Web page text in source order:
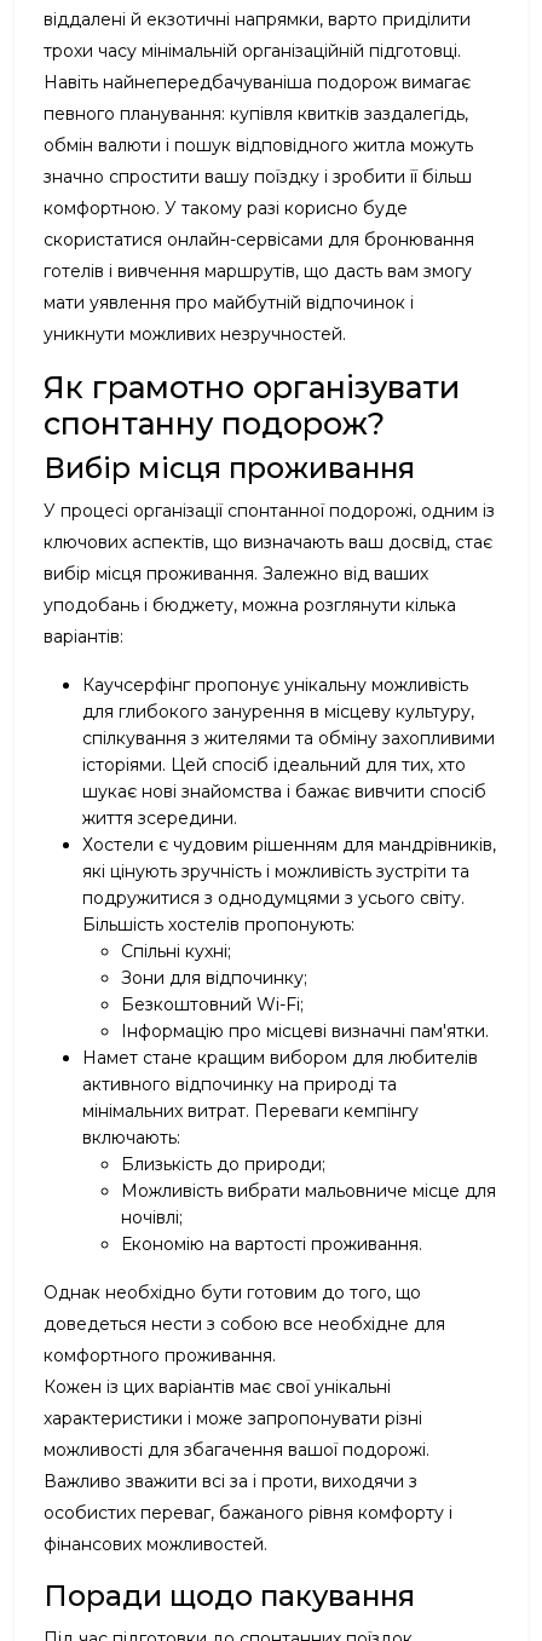
віддалені й екзотичні напрямки, варто приділити
трохи часу мінімальній організаційній підготовці.
Навіть найнепередбачуваніша подорож вимагає
певного планування: купівля квитків заздалегідь,
обмін валюти і пошук відповідного житла можуть
значно спростити вашу поїздку і зробити її більш
комфортною. У такому разі корисно буде
скористатися онлайн-сервісами для бронювання
готелів і вивчення маршрутів, що дасть вам змогу
мати уявлення про майбутній відпочинок і
уникнути можливих незручностей.
Як грамотно організувати
спонтанну подорож?
Вибір місця проживання
У процесі організації спонтанної подорожі, одним із
ключових аспектів, що визначають ваш досвід, стає
вибір місця проживання. Залежно від ваших
уподобань і бюджету, можна розглянути кілька
варіантів:
Каучсерфінг пропонує унікальну можливість
для глибокого занурення в місцеву культуру,
спілкування з жителями та обміну захопливими
історіями. Цей спосіб ідеальний для тих, хто
шукає нові знайомства і бажає вивчити спосіб
життя зсередини.
Хостели є чудовим рішенням для мандрівників,
які цінують зручність і можливість зустріти та
подружитися з однодумцями з усього світу.
Більшість хостелів пропонують:
Спільні кухні;
Зони для відпочинку;
Безкоштовний Wi-Fi;
Інформацію про місцеві визначні пам'ятки.
Намет стане кращим вибором для любителів
активного відпочинку на природі та
мінімальних витрат. Переваги кемпінгу
включають:
Близькість до природи;
Можливість вибрати мальовниче місце для
ночівлі;
Економію на вартості проживання.
Однак необхідно бути готовим до того, що
доведеться нести з собою все необхідне для
комфортного проживання.
Кожен із цих варіантів має свої унікальні
характеристики і може запропонувати різні
можливості для збагачення вашої подорожі.
Важливо зважити всі за і проти, виходячи з
особистих переваг, бажаного рівня комфорту і
фінансових можливостей.
Поради щодо пакування